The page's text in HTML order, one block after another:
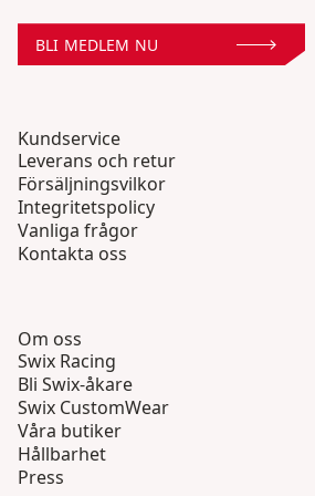
BLI MEDLEM NU
Kundservice
Leverans och retur
Försäljningsvilkor
Integritetspolicy
Vanliga frågor
Kontakta oss
Om oss
Swix Racing
Bli Swix-åkare
Swix CustomWear
Våra butiker
Hållbarhet
Press